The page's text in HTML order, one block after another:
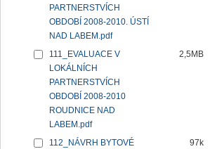
PARTNERSTVÍCH
OBDOBÍ 2008-2010. ÚSTÍ
NAD LABEM.pdf
111_EVALUACE V
LOKÁLNÍCH
PARTNERSTVÍCH
OBDOBÍ 2008-2010
ROUDNICE NAD
LABEM.pdf
2,5MB
112_NÁVRH BYTOVÉ
97k